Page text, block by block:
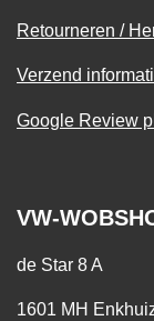
Retourneren /
Verzend
Google Review
VW-
de Star 8 A
1601 MH